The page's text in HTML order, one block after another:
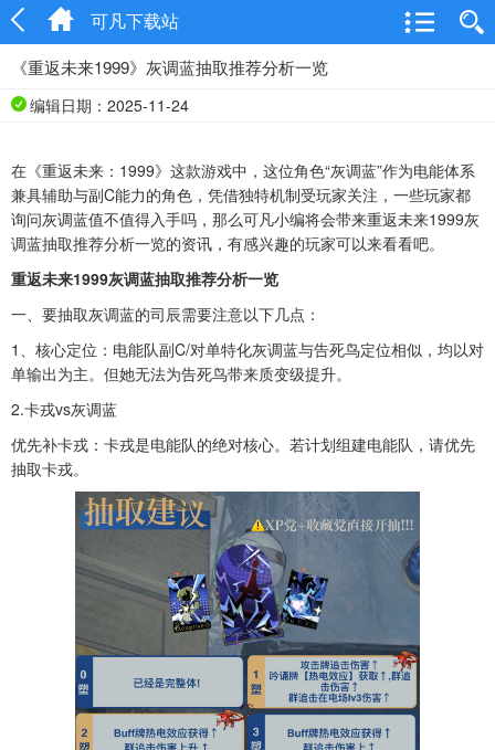
可凡下载站
《重返未来1999》灰调蓝抽取推荐分析一览
编辑日期：2025-11-24
在《重返未来：1999》这款游戏中，这位角色“灰调蓝”作为电能体系
兼具辅助与副C能力的角色，凭借独特机制受玩家关注，一些玩家都
询问灰调蓝值不值得入手吗，那么可凡小编将会带来重返未来1999灰
调蓝抽取推荐分析一览的资讯，有感兴趣的玩家可以来看看吧。
重返未来1999灰调蓝抽取推荐分析一览
一、要抽取灰调蓝的司辰需要注意以下几点：
1、核心定位：电能队副C/对单特化灰调蓝与告死鸟定位相似，均以对
单输出为主。但她无法为告死鸟带来质变级提升。
2.卡戎vs灰调蓝
优先补卡戎：卡戎是电能队的绝对核心。若计划组建电能队，请优先
抽取卡戎。